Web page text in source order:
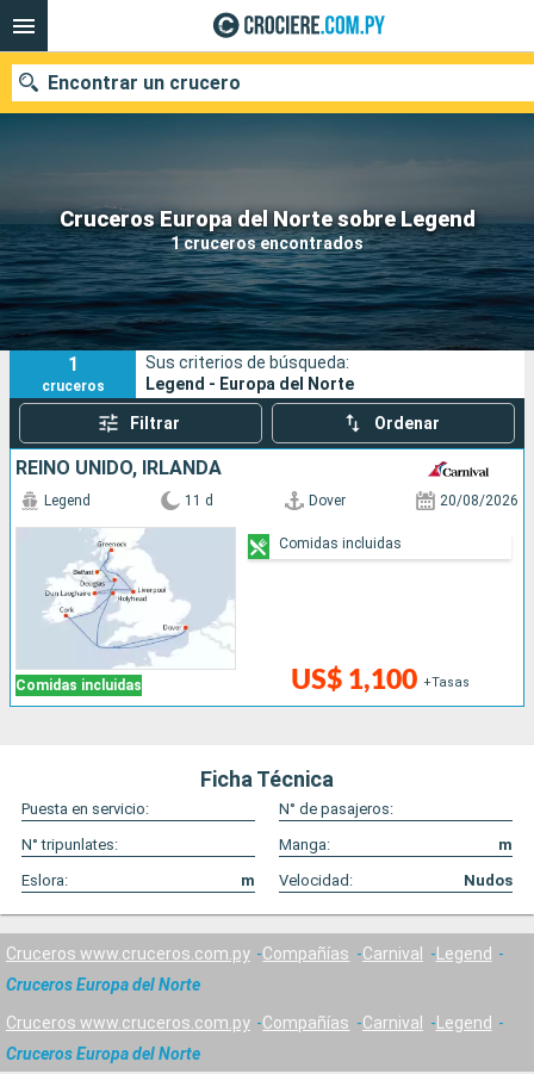
Cruceros Europa del Norte sobre Legend
1 cruceros encontrados
Encontrar un crucero
Nuestros destinos
Fecha de salida
Puertos Compañías
Buscar
1
cruceros
Sus criterios de búsqueda:
Legend - Europa del Norte
Filtrar Ordenar
REINO UNIDO, IRLANDA
Comidas incluidas
Legend 11 d Dover 20/08/2026
US$ 1,100 +Tasas
Comidas incluidas
Ficha Técnica
Puesta en servicio:
N° de pasajeros:
N° tripunlates:
Manga:
m
Eslora:
m Velocidad: Nudos
Cruceros www.cruceros.com.py Compañías Carnival
Legend
Cruceros Europa del Norte
Cruceros www.cruceros.com.py Compañías Carnival
Legend
Cruceros Europa del Norte